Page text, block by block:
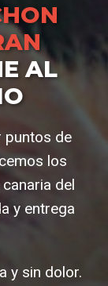
AL
puntos de
los
del
y entrega
y sin dolor.